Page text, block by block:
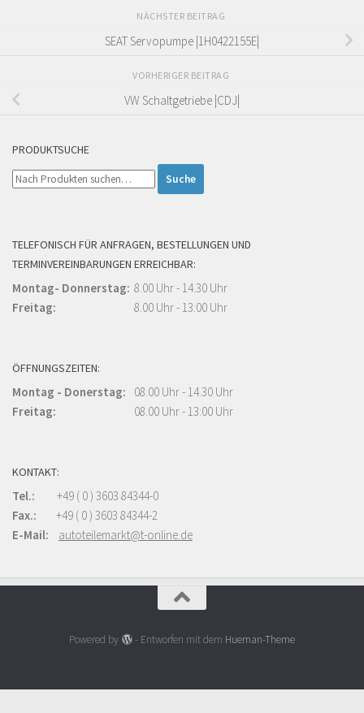
NÄCHSTER BEITRAG
SEAT Servopumpe |1H0422155E|
VORHERIGER BEITRAG
VW Schaltgetriebe |CDJ|
PRODUKTSUCHE
Suche
nach:
TELEFONISCH FÜR ANFRAGEN, BESTELLUNGEN UND
TERMINVEREINBARUNGEN ERREICHBAR:
Montag- Donnerstag: 8.00 Uhr - 14.30 Uhr
Freitag:
8.00 Uhr - 13:00 Uhr
ÖFFNUNGSZEITEN:
Montag - Donerstag:
08.00 Uhr - 14.30 Uhr
Freitag:
08.00 Uhr - 13:00 Uhr
KONTAKT:
Tel.:
+49 ( 0 ) 3603 84344-0
Fax.: +49 ( 0 ) 3603 84344-2
E-Mail:
autoteilemarkt@t-online.de
Powered by - Entworfen mit dem Hueman-Theme